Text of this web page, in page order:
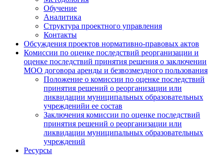
Обучение
Аналитика
Структура проектного управления
Контакты
Обсуждения проектов нормативно-правовых актов
Комиссии по оценке последствий реорганизации и
оценке последствий принятия решения о заключении
МОО договора аренды и безвозмездного пользования
Положение о комиссии по оценке последствий
принятия решений о реорганизации или
ликвидации муниципальных образовательных
учрежденийи ее состав
Заключения комиссии по оценке последствий
принятия решений о реорганизации или
ликвидации муниципальных образовательных
учреждений
Ресурсы